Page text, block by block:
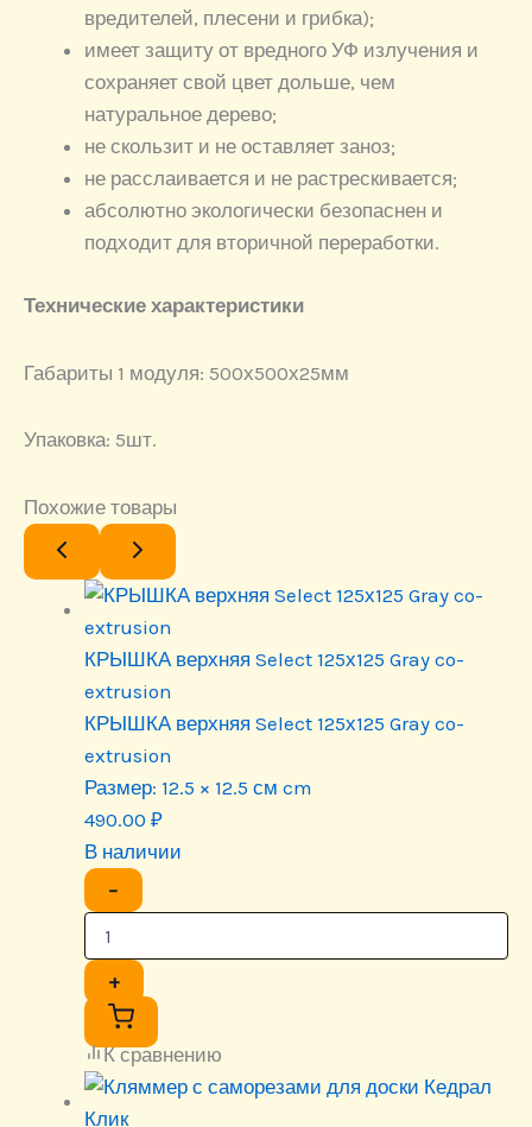
вредителей, плесени и грибка);
имеет защиту от вредного УФ излучения и
сохраняет свой цвет дольше, чем
натуральное дерево;
не скользит и не оставляет заноз;
не расслаивается и не растрескивается;
абсолютно экологически безопаснен и
подходит для вторичной переработки.
Технические характеристики
Габариты 1 модуля: 500х500х25мм
Упаковка: 5шт.
Похожие товары
КРЫШКА верхняя Select 125х125 Gray co-
extrusion
КРЫШКА верхняя Select 125х125 Gray co-
extrusion
Размер: 12.5 × 12.5 см cm
490.00 ₽
В наличии
−
+
К сравнению